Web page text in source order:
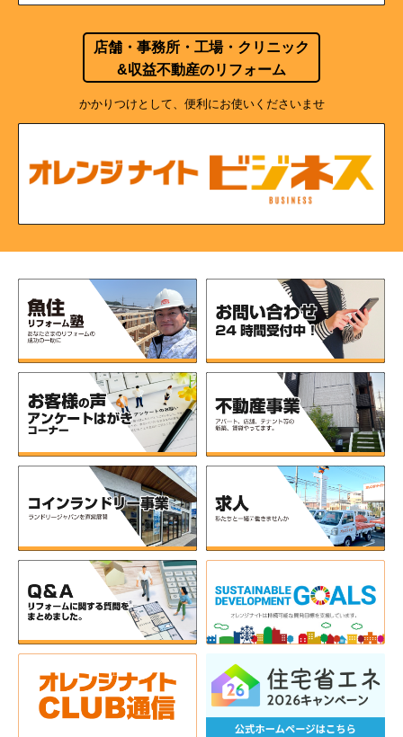
店舗・事務所・工場・クリニック
&収益不動産のリフォーム
かかりつけとして、便利にお使いくださいませ